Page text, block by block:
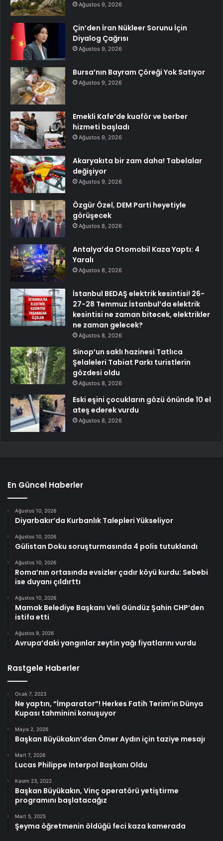
Ağustos 9, 2026
Çin’den İran Nükleer Sorunu İçin
Diyalog Çağrısı
Ağustos 9, 2026
Bursa’nın Bayram Çöreği Yok Satıyor
Ağustos 9, 2026
Emekli Kafe’de kuaför ve berber
hizmeti başladı
Ağustos 9, 2026
Akaryakıta bir zam daha! Tabelalar
değişiyor
Ağustos 9, 2026
Özgür Özel, DEM Parti heyetiyle
görüşecek
Ağustos 8, 2026
Antalya’da Otomobil Kaza Yaptı: 4
Yaralı
Ağustos 8, 2026
İstanbul BEDAŞ elektrik kesintisi! 26-
27-28 Temmuz İstanbul’da elektrik
kesintisi ne zaman bitecek, elektrikler
ne zaman gelecek?
Ağustos 8, 2026
Sinop’un saklı hazinesi Tatlıca
Şelaleleri Tabiat Parkı turistlerin
gözdesi oldu
Ağustos 8, 2026
Eski eşini çocukların gözü önünde 10 el
ateş ederek vurdu
Ağustos 8, 2026
En Güncel Haberler
Ağustos 10, 2026
Diyarbakır’da Kurbanlık Talepleri Yükseliyor
Ağustos 10, 2026
Gülistan Doku soruşturmasında 4 polis tutuklandı
Ağustos 10, 2026
Roma’nın ortasında evsizler çadır köyü kurdu: Sebebi
ise duyanı çıldırttı
Ağustos 10, 2026
Mamak Belediye Başkanı Veli Gündüz Şahin CHP’den
istifa etti
Ağustos 9, 2026
Avrupa’daki yangınlar zeytin yağı fiyatlarını vurdu
Rastgele Haberler
Ocak 7, 2023
Ne yaptın, “İmparator”! Herkes Fatih Terim’in Dünya
Kupası tahminini konuşuyor
Mayıs 2, 2026
Başkan Büyükakın’dan Ömer Aydın için taziye mesajı
Mart 7, 2026
Lucas Philippe Interpol Başkanı Oldu
Kasım 23, 2022
Başkan Büyükakın, Vinç operatörü yetiştirme
programını başlatacağız
Mart 5, 2025
Şeyma öğretmenin öldüğü feci kaza kamerada